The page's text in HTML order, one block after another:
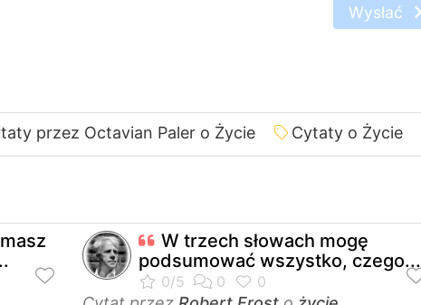
Wysłać
przez Octavian Paler o Życie Cytaty o Życie
W trzech słowach mogę
podsumować wszystko, czego...